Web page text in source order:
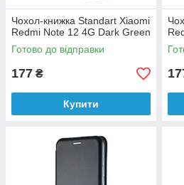
Чохол-книжка Standart Xiaomi
Redmi Note 12 4G Dark Green
Готово до відправки
177 ₴
Купити